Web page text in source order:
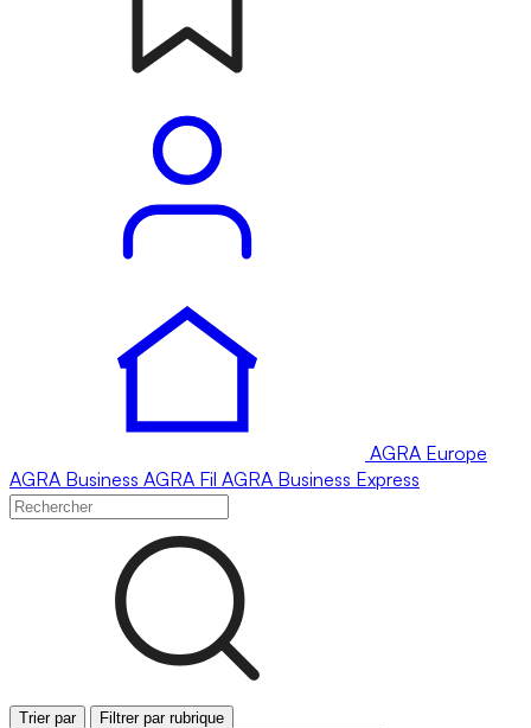
AGRA Europe
AGRA Business AGRA Fil AGRA Business Express
Trier par Filtrer par rubrique